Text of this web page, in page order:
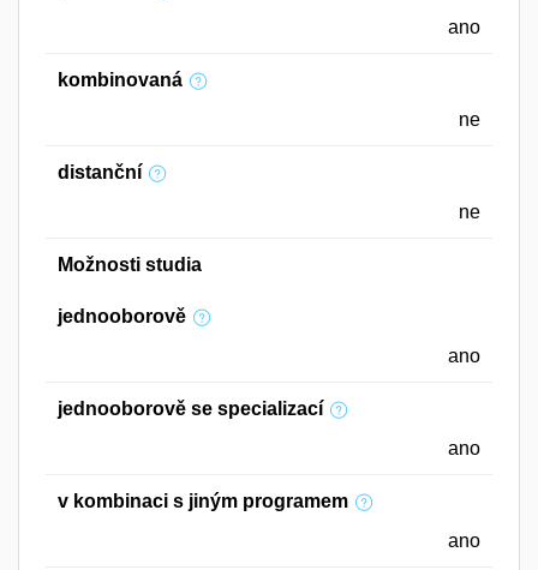
ano
kombinovaná
ne
distanční
ne
Možnosti studia
jednooborově
ano
jednooborově se specializací
ano
v kombinaci s jiným programem
ano